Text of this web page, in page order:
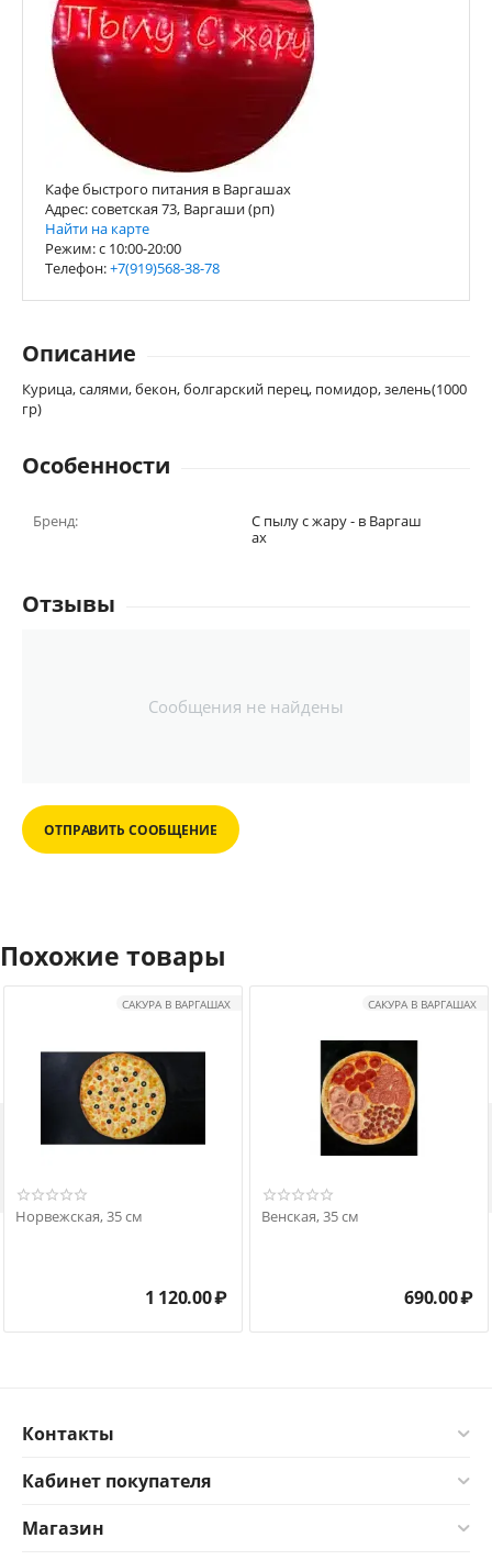
Кафе быстрого питания в Варгашах
Адрес: советская 73, Варгаши (рп)
Найти на карте
Режим: с 10:00-20:00
Телефон:+7(919)568-38-78
Описание
Курица, салями, бекон, болгарский перец, помидор, зелень(1000
гр)
Особенности
Бренд:
С пылу с жару - в Варгаш
ах
Отзывы
Сообщения не найдены
ОТПРАВИТЬ СООБЩЕНИЕ
Похожие товары
САКУРА В ВАРГАШАХ
Норвежская, 35 см
1 120.00₽
САКУРА В ВАРГАШАХ
Венская, 35 см
690.00₽
Контакты
Кабинет покупателя
Магазин